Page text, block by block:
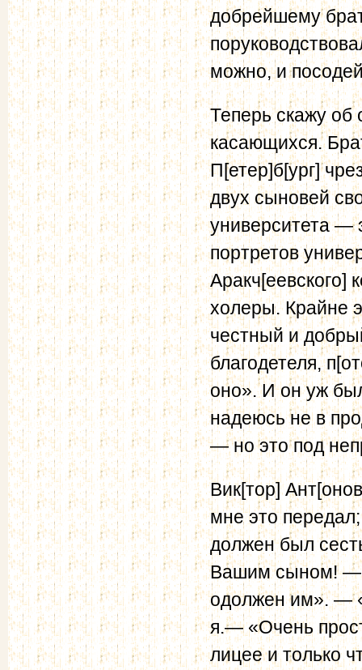
добрейшему
можно, и
Теперь скажу об
касающихся.
П[етер]б[ург]
двух сыновей
университета —
портретов
Аракч[еевского]
холеры. Крайне
честный и
благодетеля,
оно». И он уж
надеюсь не в
— но это под
Вик[тор]
мне это
должен был
Вашим сыном! —
одолжен им». —
я.— «Очень
лицее и только